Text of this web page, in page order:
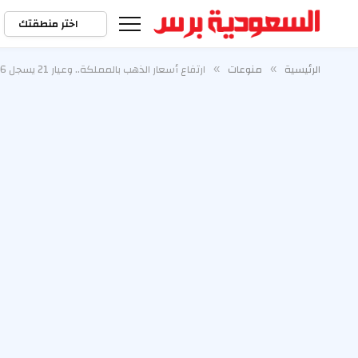
اختر منطقتك
الرئيسية » منوعات » ارتفاع أسعار الذهب بالمملكة.. وعيار 21 يسجل 486 ريالا